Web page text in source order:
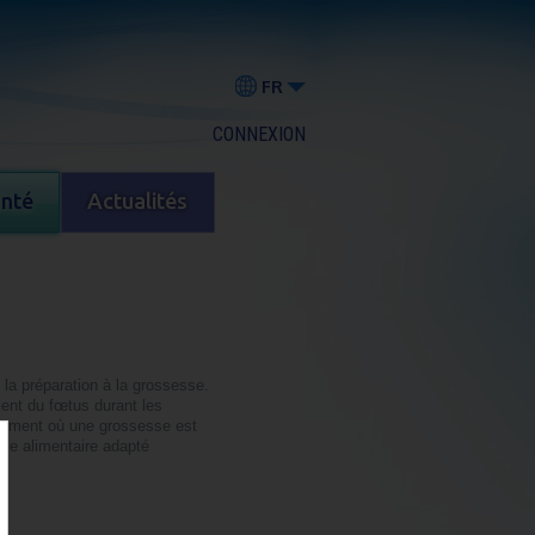
FR
CONNEXION
Actualités
préparation à la grossesse.
du fœtus durant les
où une grossesse est
alimentaire adapté